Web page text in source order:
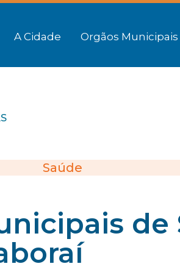
A Cidade Orgãos Municipais
Saúde
de